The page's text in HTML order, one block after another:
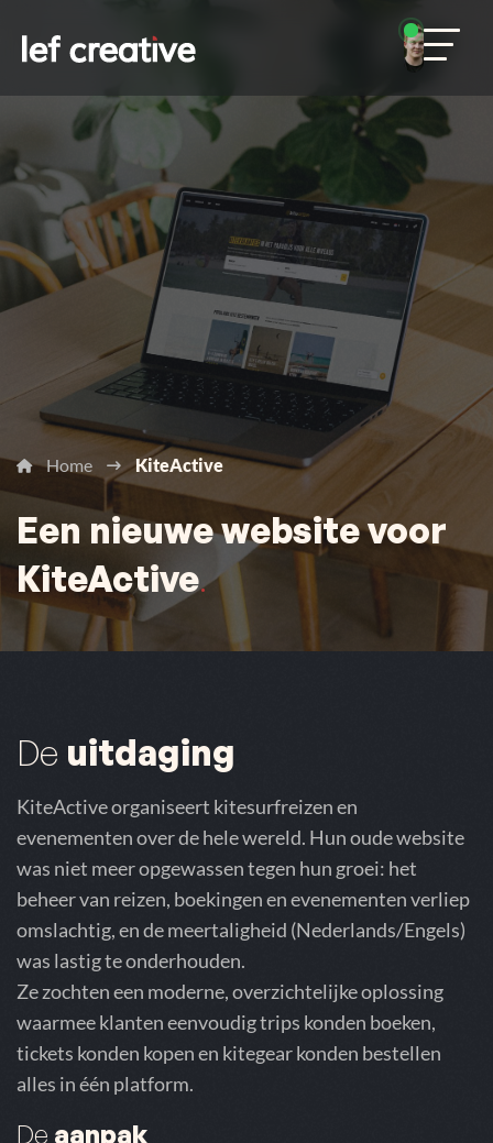
Home KiteActive
Een nieuwe website voor
KiteActive.
De uitdaging
KiteActive organiseert kitesurfreizen en
evenementen over de hele wereld. Hun oude website
was niet meer opgewassen tegen hun groei: het
beheer van reizen, boekingen en evenementen verliep
omslachtig, en de meertaligheid (Nederlands/Engels)
was lastig te onderhouden.
Ze zochten een moderne, overzichtelijke oplossing
waarmee klanten eenvoudig trips konden boeken,
tickets konden kopen en kitegear konden bestellen
alles in één platform.
De aanpak